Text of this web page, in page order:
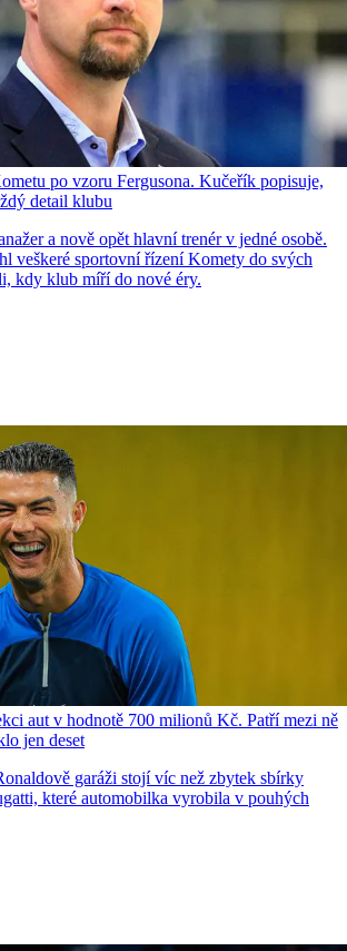
po vzoru Fergusona. Kučeřík popisuje,
detail klubu
a nově opět hlavní trenér v jedné osobě.
veškeré sportovní řízení Komety do svých
kdy klub míří do nové éry.
aut v hodnotě 700 milionů Kč. Patří mezi ně
jen deset
garáži stojí víc než zbytek sbírky
které automobilka vyrobila v pouhých